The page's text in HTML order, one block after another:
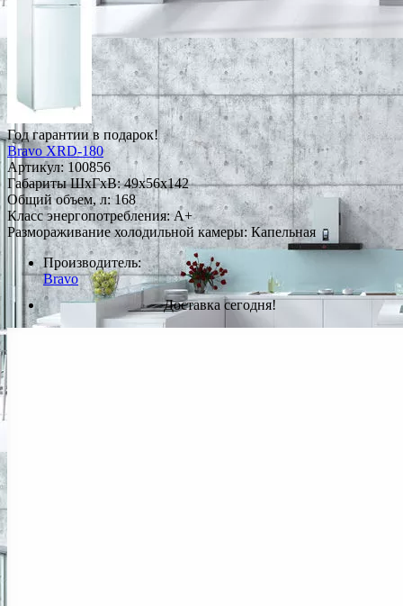
Год гарантии в подарок!
Bravo XRD-180
Артикул: 100856
Габариты ШxГxВ: 49x56x142
Общий объем, л: 168
Класс энергопотребления: A+
Размораживание холодильной камеры: Капельная
Производитель:
Bravo
Доставка сегодня!